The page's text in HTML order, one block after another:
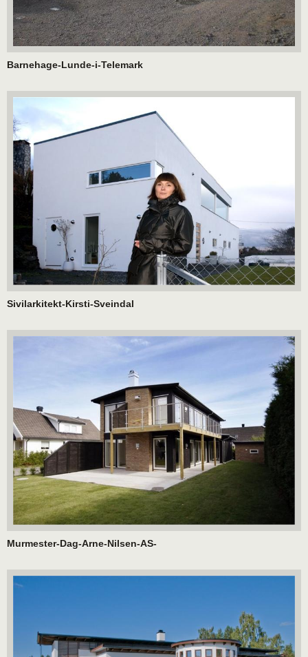
Barnehage-Lunde-i-Telemark
Sivilarkitekt-Kirsti-Sveindal
Murmester-Dag-Arne-Nilsen-AS-